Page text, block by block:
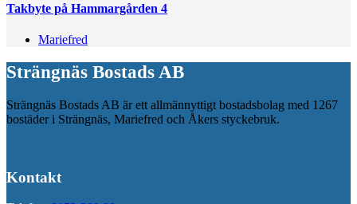
Takbyte på Hammargården 4
Mariefred
Strängnäs Bostads AB
Strängnäs Bostads AB är ett allmännyttigt bostadsbolag med 1267
bostäder i Strängnäs, Mariefred och Åkers styckebruk.
Kontakt